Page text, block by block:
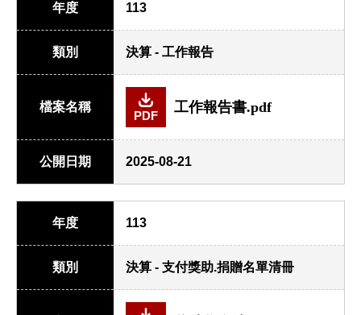
年度 113
類別 決算 - 工作報告
檔案名稱
PDF
工作報告書.pdf
公開日期 2025-08-21
年度 113
類別 決算 - 支付獎助.捐贈名單清冊